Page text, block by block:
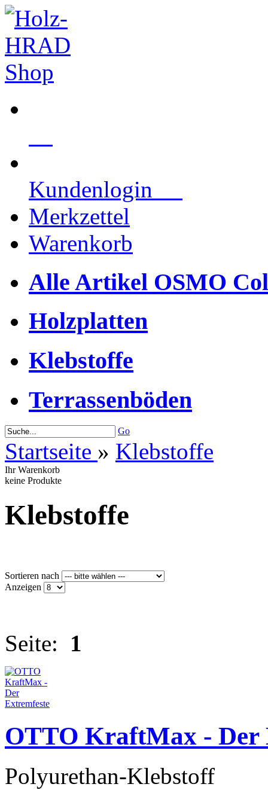
Kundenlogin
Merkzettel
Warenkorb
Alle Artikel OSMO
Holzplatten
Klebstoffe
Terrassenböden
Go
Startseite » Klebstoffe
Ihr Warenkorb
keine Produkte
Klebstoffe
Sortieren nach
Anzeigen
Seite: 1
OTTO KraftMax - Der
Polyurethan-Klebstoff